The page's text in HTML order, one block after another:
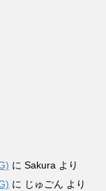
に Sakura より
に じゅごん より